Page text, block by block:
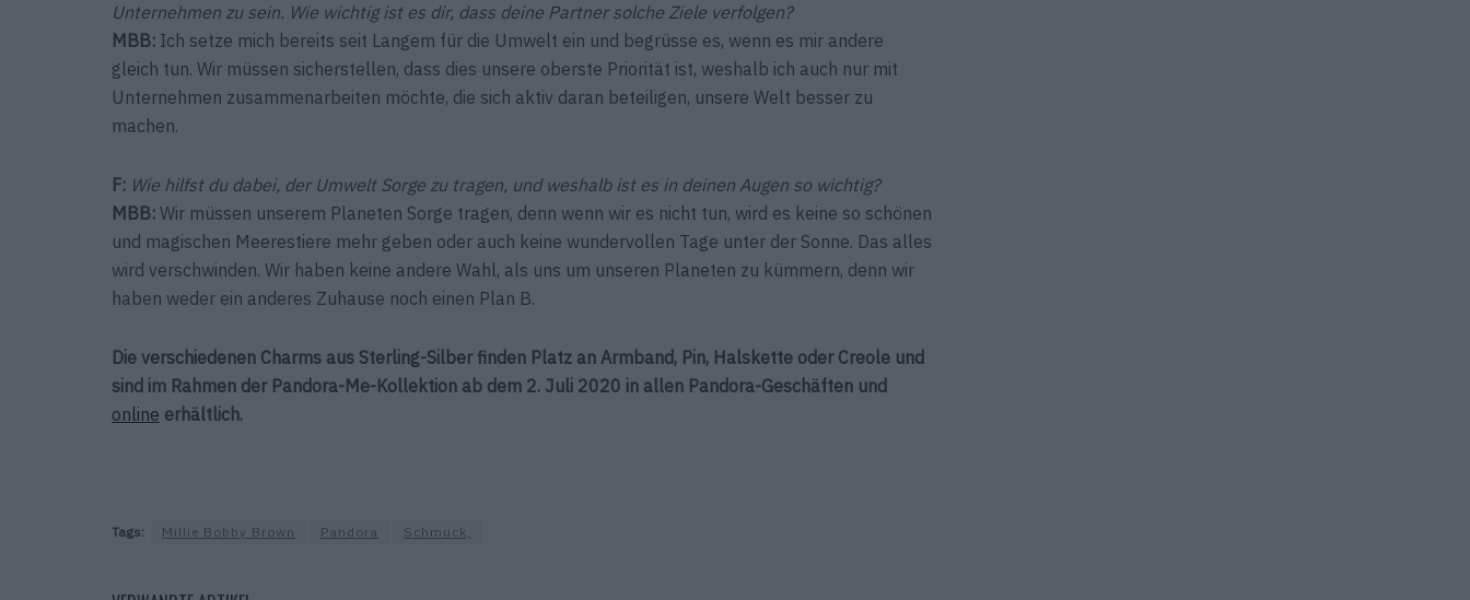
Unternehmen zu sein. Wie wichtig ist es dir, dass deine Partner solche Ziele verfolgen?
MBB: Ich setze mich bereits seit Langem für die Umwelt ein und begrüsse es, wenn es mir andere
gleich tun. Wir müssen sicherstellen, dass dies unsere oberste Priorität ist, weshalb ich auch nur mit
Unternehmen zusammenarbeiten möchte, die sich aktiv daran beteiligen, unsere Welt besser zu
machen.
F: Wie hilfst du dabei, der Umwelt Sorge zu tragen, und weshalb ist es in deinen Augen so wichtig?
MBB: Wir müssen unserem Planeten Sorge tragen, denn wenn wir es nicht tun, wird es keine so schönen
und magischen Meerestiere mehr geben oder auch keine wundervollen Tage unter der Sonne. Das alles
wird verschwinden. Wir haben keine andere Wahl, als uns um unseren Planeten zu kümmern, denn wir
haben weder ein anderes Zuhause noch einen Plan B.
Die verschiedenen Charms aus Sterling-Silber finden Platz an Armband, Pin, Halskette oder Creole und
sind im Rahmen der Pandora-Me-Kollektion ab dem 2. Juli 2020 in allen Pandora-Geschäften und
online erhältlich.
Tags: Millie Bobby Brown Pandora Schmuck,